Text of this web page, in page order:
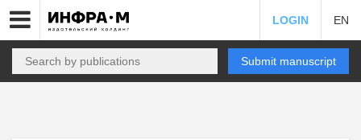
LOGIN EN
Submit manuscript